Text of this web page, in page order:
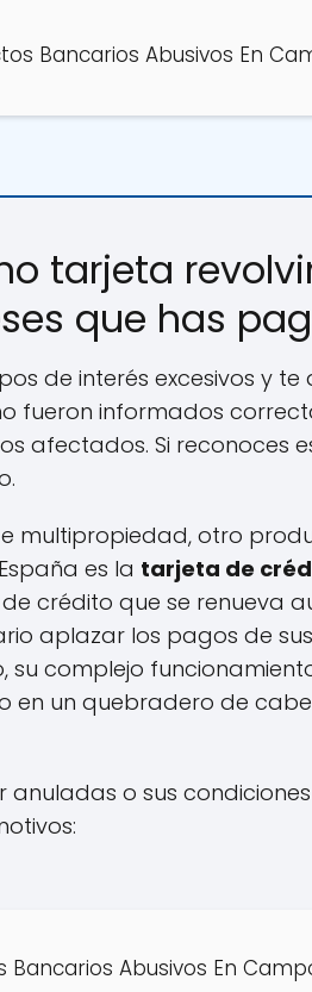
Bancarios Abusivos En
tarjeta
que has
de interés excesivos y
fueron informados
afectados. Si reconoces
multipropiedad, otro
es la tarjeta de
crédito que se renueva
aplazar los pagos de
su complejo
en un quebradero de
anuladas o sus
Bancarios Abusivos En